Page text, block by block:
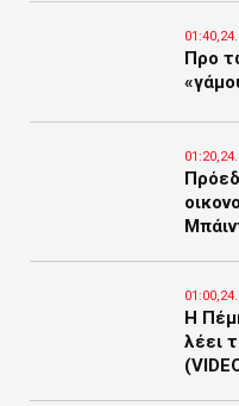
Προ
Η
λέει